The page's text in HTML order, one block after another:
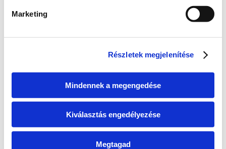
Marketing
Részletek megjelenítése
Mindennek a megengedése
Kiválasztás engedélyezése
Megtagad
egyeztetés induljon. Ez fontos visszajelzés arról,
hogy sokaknak szívügye a tó sorsa.
Most az egyeztetés előkészítésén dolgozunk, hogy
minden érintett – a helyiek, a horgászok, a
elmondhassa a véleményét. A részletekkel
hamarosan jelentkezem. Köszönöm a bizalmat és
az eddigi támogatást!
Cikk megtekintése
Itt láthatod, hogy a bejelentett probléma jelenleg
Folyamatban
Dolgozunk a probléma megoldásán